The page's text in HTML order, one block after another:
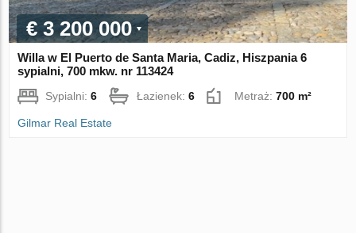
€ 3 200 000
Willa w El Puerto de Santa Maria, Cadiz, Hiszpania 6
sypialni, 700 mkw. nr 113424
Sypialni:6 Łazienek:6 Metraż:700 m²
Gilmar Real Estate